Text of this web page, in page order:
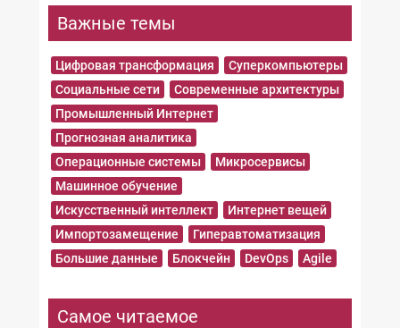
Важные темы
Цифровая трансформация
Суперкомпьютеры
Социальные сети
Современные архитектуры
Промышленный Интернет
Прогнозная аналитика
Операционные системы
Микросервисы
Машинное обучение
Искусственный интеллект
Интернет вещей
Импортозамещение
Гиперавтоматизация
Большие данные
Блокчейн DevOps Agile
Самое читаемое